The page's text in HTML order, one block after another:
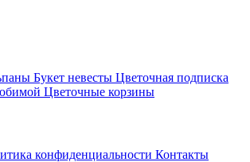
Букет невесты Цветочная подписка
Цветочные корзины
конфиденциальности Контакты